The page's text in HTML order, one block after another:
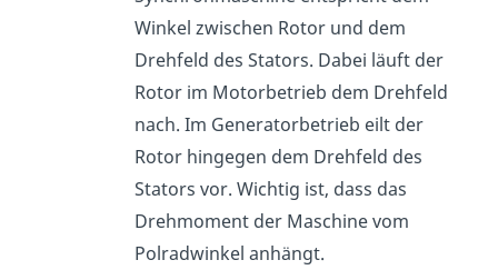
Winkel zwischen Rotor und dem
Drehfeld des Stators. Dabei läuft der
Rotor im Motorbetrieb dem Drehfeld
nach. Im Generatorbetrieb eilt der
Rotor hingegen dem Drehfeld des
Stators vor. Wichtig ist, dass das
Drehmoment der Maschine vom
Polradwinkel anhängt.